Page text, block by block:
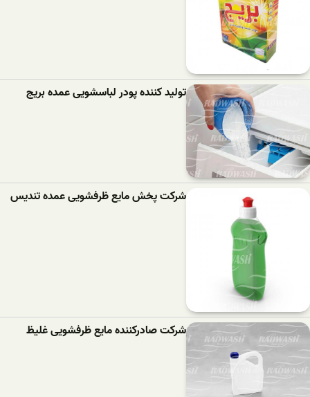
تولید کننده پودر لباسشویی عمده بریج
شرکت پخش مایع ظرفشویی عمده تندیس
شرکت صادرکننده مایع ظرفشویی غلیظ